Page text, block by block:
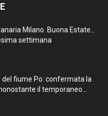
Milano. Buona Estate…
settimana
fiume Po: confermata la
il temporaneo...